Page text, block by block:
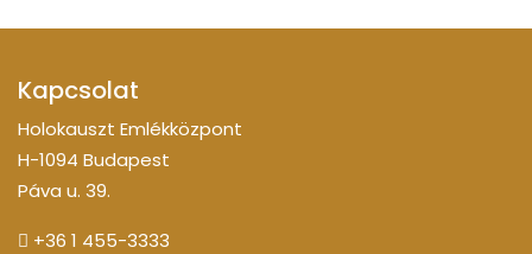
Kapcsolat
Holokauszt Emlékközpont
H-1094 Budapest
Páva u. 39.
+36 1 455-3333